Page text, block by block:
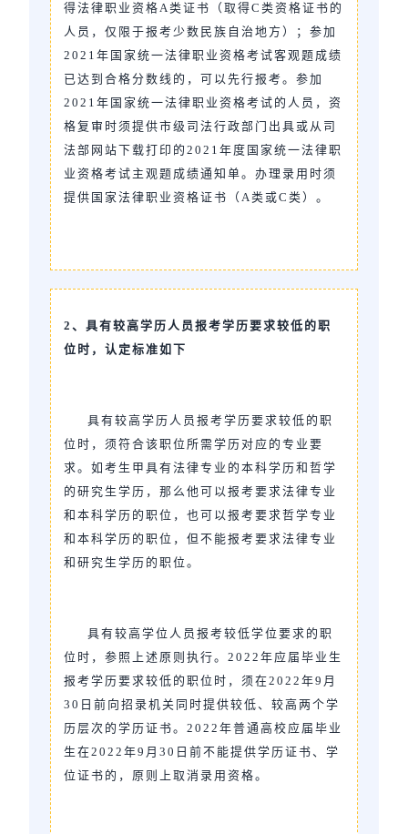
得法律职业资格A类证书（取得C类资格证书的
人员，仅限于报考少数民族自治地方）；参加
2021年国家统一法律职业资格考试客观题成绩
已达到合格分数线的，可以先行报考。参加
2021年国家统一法律职业资格考试的人员，资
格复审时须提供市级司法行政部门出具或从司
法部网站下载打印的2021年度国家统一法律职
业资格考试主观题成绩通知单。办理录用时须
提供国家法律职业资格证书（A类或C类）。
2、具有较高学历人员报考学历要求较低的职
位时，认定标准如下
具有较高学历人员报考学历要求较低的职
位时，须符合该职位所需学历对应的专业要
求。如考生甲具有法律专业的本科学历和哲学
的研究生学历，那么他可以报考要求法律专业
和本科学历的职位，也可以报考要求哲学专业
和本科学历的职位，但不能报考要求法律专业
和研究生学历的职位。
具有较高学位人员报考较低学位要求的职
位时，参照上述原则执行。2022年应届毕业生
报考学历要求较低的职位时，须在2022年9月
30日前向招录机关同时提供较低、较高两个学
历层次的学历证书。2022年普通高校应届毕业
生在2022年9月30日前不能提供学历证书、学
位证书的，原则上取消录用资格。